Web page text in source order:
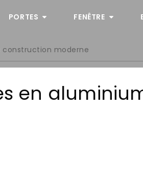
PORTES FENÊTRE
construction moderne
en